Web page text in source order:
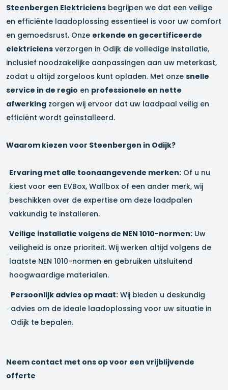
Steenbergen Elektriciens begrijpen we dat een veilige
en efficiënte laadoplossing essentieel is voor uw comfort
en gemoedsrust. Onze erkende en gecertificeerde
elektriciens verzorgen in Odijk de volledige installatie,
inclusief noodzakelijke aanpassingen aan uw meterkast,
zodat u altijd zorgeloos kunt opladen. Met onze snelle
service in de regio en professionele en nette
afwerking zorgen wij ervoor dat uw laadpaal veilig en
efficiënt wordt geïnstalleerd.
Waarom kiezen voor Steenbergen in Odijk?
Ervaring met alle toonaangevende merken: Of u nu
kiest voor een EVBox, Wallbox of een ander merk, wij
beschikken over de expertise om deze laadpalen
vakkundig te installeren.
Veilige installatie volgens de NEN 1010-normen: Uw
veiligheid is onze prioriteit. Wij werken altijd volgens de
laatste NEN 1010-normen en gebruiken uitsluitend
hoogwaardige materialen.
Persoonlijk advies op maat: Wij bieden u deskundig
advies om de ideale laadoplossing voor uw situatie in
Odijk te bepalen.
Neem contact met ons op voor een vrijblijvende
offerte